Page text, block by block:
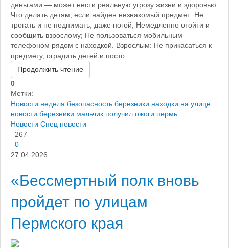
деньгами — может нести реальную угрозу жизни и здоровью.
Что делать детям, если найден незнакомый предмет: Не
трогать и не поднимать, даже ногой; Немедленно отойти и
сообщить взрослому; Не пользоваться мобильным
телефоном рядом с находкой. Взрослым: Не прикасаться к
предмету, оградить детей и посто...
Продолжить чтение
0
Метки:
Новости неделя безопасность березники находки на улице
новости березники мальчик получил ожоги пермь
Новости Спец новости
267
0
27.04.2026
«Бессмертный полк вновь
пройдет по улицам
Пермского края